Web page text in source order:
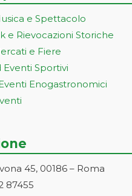
e Spettacolo
e Rievocazioni Storiche
e Fiere
Eventi Sportivi
Enogastronomici
45, 00186 – Roma
87455